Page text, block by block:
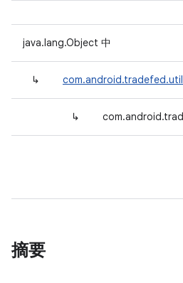
java.lang.Object 中
↳
↳
摘要